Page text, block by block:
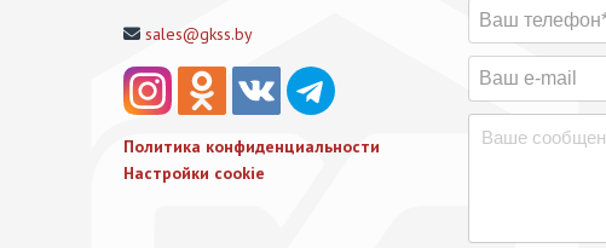
sales@gkss.by
Политика конфиденциальности
Настройки cookie